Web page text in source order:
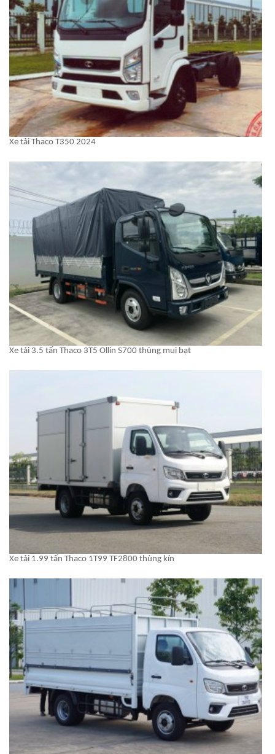
Xe tải Thaco T350 2024
Xe tải 3.5 tấn Thaco 3T5 Ollin S700 thùng mui bạt
Xe tải 1.99 tấn Thaco 1T99 TF2800 thùng kín